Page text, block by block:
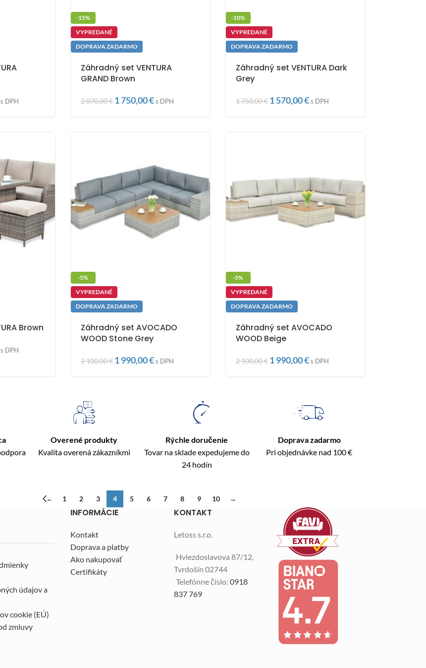
s DPH
-15%
VYPREDANÉ
DOPRAVA ZADARMO
Záhradný set VENTURA
GRAND Brown
2 070,00€ 1 750,00€s DPH
-10%
VYPREDANÉ
DOPRAVA ZADARMO
Záhradný set VENTURA Dark
Grey
1 750,00€ 1 570,00€s DPH
Brown
s DPH
-5%
VYPREDANÉ
DOPRAVA ZADARMO
Záhradný set AVOCADO
WOOD Stone Grey
2 100,00€ 1 990,00€s DPH
-5%
VYPREDANÉ
DOPRAVA ZADARMO
Záhradný set AVOCADO
WOOD Beige
2 100,00€ 1 990,00€s DPH
Overené produkty
Kvalita overená zákazníkmi
Rýchle doručenie
Tovar na sklade expedujeme do
24 hodín
Doprava zadarmo
Pri objednávke nad 100 €
← 1 2 3 4 5 6 7 8 9 10 →
údajov a
cookie (EÚ)
zmluvy
INFORMÁCIE
Kontakt
Doprava a platby
Ako nakupovať
Certifikáty
KONTAKT
Letoss s.r.o.
Hviezdoslavova 87/12,
Tvrdošín 02744
Telefónne číslo: 0918
837 769